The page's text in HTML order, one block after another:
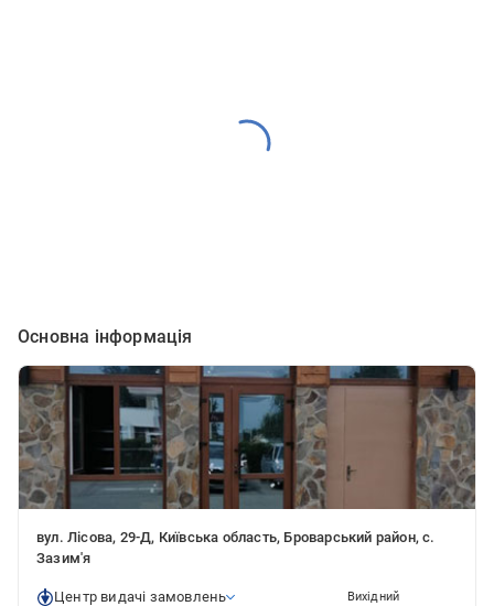
Основна інформація
вул. Лісова, 29-Д, Київська область, Броварський район, с.
Зазим'я
Центр видачі замовлень Вихідний